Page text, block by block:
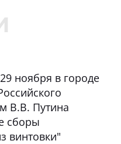
ноября в городе
В.В. Путина
сборы
винтовки"